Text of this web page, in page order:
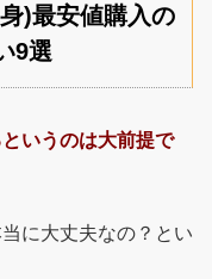
)最安値購入の
9選
いうのは大前提で
に大丈夫なの？とい